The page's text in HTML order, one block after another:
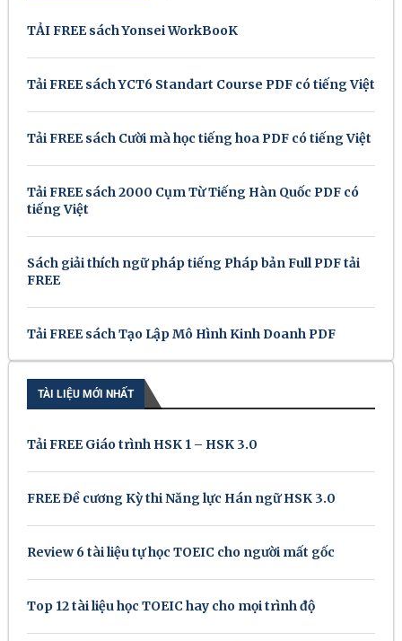
TẢI FREE sách Yonsei WorkBooK
Tải FREE sách YCT6 Standart Course PDF có tiếng Việt
Tải FREE sách Cười mà học tiếng hoa PDF có tiếng Việt
Tải FREE sách 2000 Cụm Từ Tiếng Hàn Quốc PDF có
tiếng Việt
Sách giải thích ngữ pháp tiếng Pháp bản Full PDF tải
FREE
Tải FREE sách Tạo Lập Mô Hình Kinh Doanh PDF
TÀI LIỆU MỚI NHẤT
Tải FREE Giáo trình HSK 1 – HSK 3.0
FREE Đề cương Kỳ thi Năng lực Hán ngữ HSK 3.0
Review 6 tài liệu tự học TOEIC cho người mất gốc
Top 12 tài liệu học TOEIC hay cho mọi trình độ